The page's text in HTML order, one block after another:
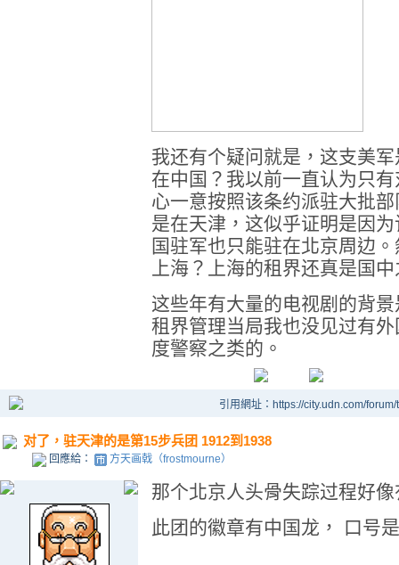
我还有个疑问就是，这支美
在中国？我以前一直认为只
心一意按照该条约派驻大批
是在天津，这似乎证明是因
国驻军也只能驻在北京周边
上海？上海的租界还真是国
这些年有大量的电视剧的背
租界管理当局我也没见过有
度警察之类的。
引用網址：https://city.udn.com/
对了，驻天津的是第15步兵团 1912到1938
回應給： 方天画戟（frostmourne）
那个北京人头骨失踪过程好
此团的徽章有中国龙， 口号